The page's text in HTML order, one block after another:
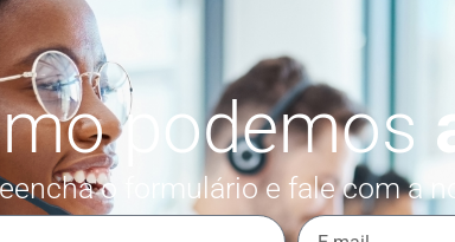
podemos
o formulário e fale com a